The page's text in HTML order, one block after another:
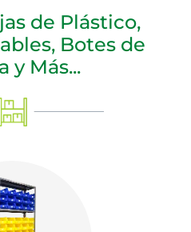
de Plástico,
Botes de
y Más...